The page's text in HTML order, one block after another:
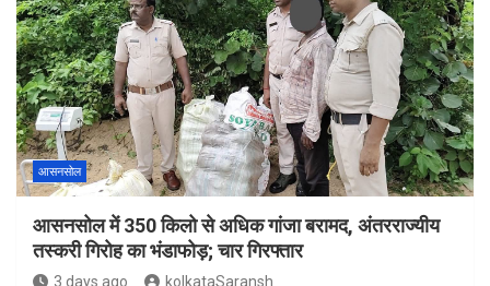
आसनसोल
आसनसोल में 350 किलो से अधिक गांजा बरामद, अंतरराज्यीय
तस्करी गिरोह का भंडाफोड़; चार गिरफ्तार
3 days ago kolkataSaransh